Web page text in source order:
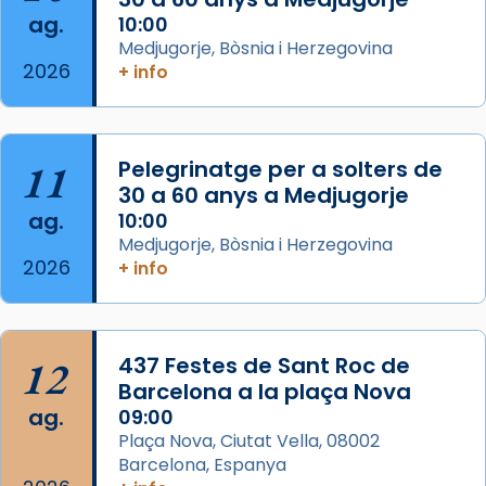
del temple amb les relíquies de les santes.
Des de 1985 hi participa també un grup de
diablesses amb música i ball propis. Festa
«Si vols saber què és calor, ves per les
Santes a Mataró»🥵.
Photo
View on Facebook ·
Jaume, fill de Zebedeu, és juntament amb el
seu germà Joan i Pere un dels que
acompanyava més de prop Jesús.
Segons el llibre dels Fets (12,2) fou el primer
apòstol màrtir, decapitat a Jerusalem per
ag.
2026
10:00
Medjugorje, Bòsnia i Herzegovina
+ info
11
ag.
2026
Pelegrinatge per a solters de
30 a 60 anys a Medjugorje
10:00
Medjugorje, Bòsnia i Herzegovina
+ info
12
ag.
437 Festes de Sant Roc de
Barcelona a la plaça Nova
09:00
Plaça Nova, Ciutat Vella, 08002
Barcelona, Espanya